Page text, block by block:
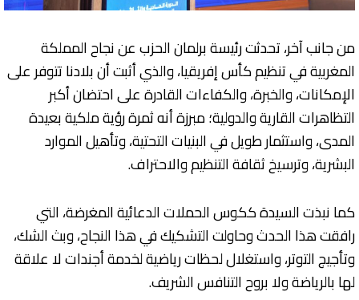
من جانب آخر، تحدثت رئيسة برلمان الحزب عن نجاح المملكة
المغربية في تنظيم كأس إفريقيا، والذي أثبت أن بلادنا تتوفر على
الإمكانات، والخبرة، والكفاءات القادرة على احتضان أكبر
التظاهرات القارية والدولية؛ مبرزة أنه ثمرة رؤية ملكية بعيدة
المدى، واستثمار طويل في البنيات التحتية، وتأهيل الموارد
البشرية، وترسيخ ثقافة التنظيم والاحتراف.
كما نبذت السيدة ككوس الحملات الدعائية المغرضة، التي
رافقت هذا الحدث وحاولت التشكيك في هذا النجاح، وبث الشك،
وتأجيج التوتر، واستغلال لحظات رياضية لخدمة أجندات لا علاقة
لها بالرياضة ولا بروح التنافس الشريف.